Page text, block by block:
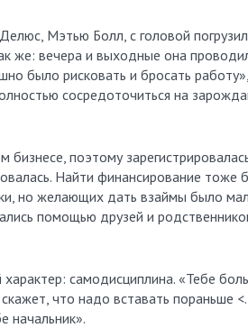
Мэтью Болл, с головой
же: вечера и выходные она
было рисковать и бросать
сосредоточиться на
поэтому
Найти финансирование
но желающих дать взаймы было
помощью друзей и
самодисциплина. «Тебе
что надо вставать пораньше
начальник».